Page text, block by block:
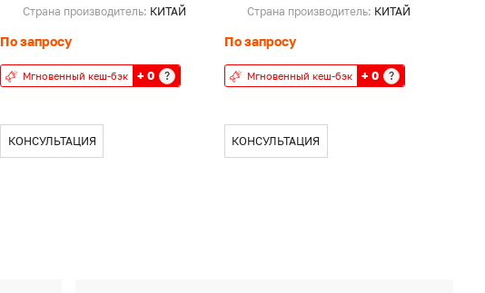
Страна производитель: КИТАЙ
По запросу
Мгновенный кеш-бэк + 0 ?
КОНСУЛЬТАЦИЯ
Страна производитель: КИТАЙ
По запросу
Мгновенный кеш-бэк + 0 ?
КОНСУЛЬТАЦИЯ